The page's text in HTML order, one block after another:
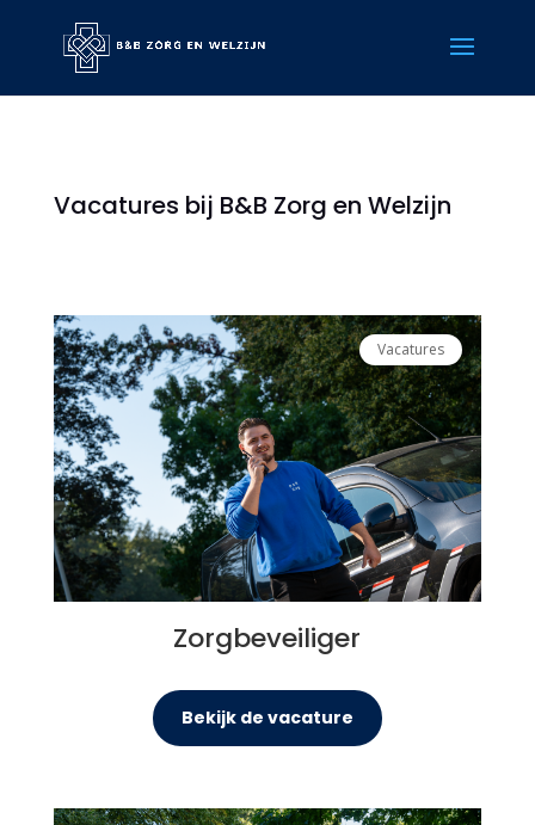
Vacatures bij B&B Zorg en Welzijn
Vacatures
Zorgbeveiliger
Bekijk de vacature